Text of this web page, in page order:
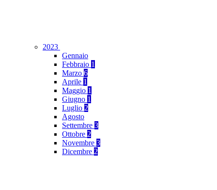
2023
Gennaio
Febbraio 1
Marzo 6
Aprile 1
Maggio 1
Giugno 1
Luglio 2
Agosto
Settembre 3
Ottobre 2
Novembre 3
Dicembre 2